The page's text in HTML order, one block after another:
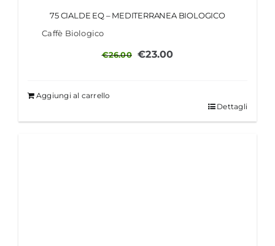
75 CIALDE EQ – MEDITERRANEA BIOLOGICO
Caffè Biologico
€26.00 Il
€26.00.
€23.00Il
€23.00.
Aggiungi al carrello
Dettagli